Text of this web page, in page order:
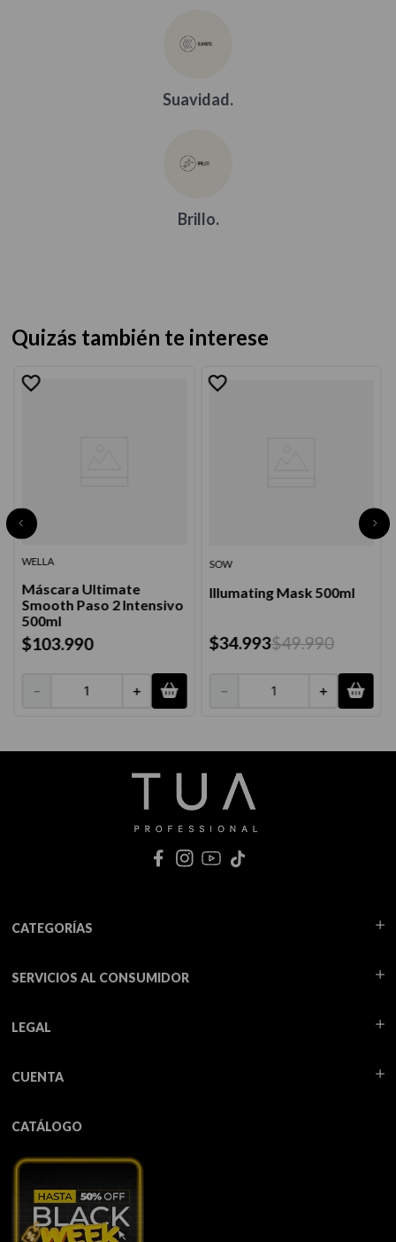
Suavidad.
Brillo.
Quizás también te interese
WELLA
Máscara Ultimate
Smooth Paso 2 Intensivo
500ml
$103.990
＋
－
SOW
Illumating Mask 500ml
$34.993$49.990
＋
－
CATEGORÍAS
SERVICIOS AL CONSUMIDOR
LEGAL
CUENTA
CATÁLOGO